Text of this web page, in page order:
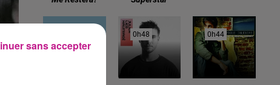
0h48
0h48 0h44
0h44
sans accepter